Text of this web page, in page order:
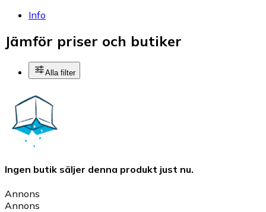
Info
Jämför priser och butiker
Alla filter
Ingen butik säljer denna produkt just nu.
Annons
Annons